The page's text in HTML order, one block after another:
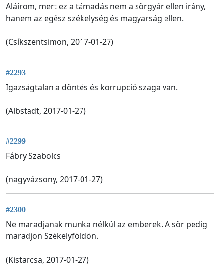
Aláírom, mert ez a támadás nem a sörgyár ellen irány,
hanem az egész székelység és magyarság ellen.
(Csíkszentsimon, 2017-01-27)
#2293
Igazságtalan a döntés és korrupció szaga van.
(Albstadt, 2017-01-27)
#2299
Fábry Szabolcs
(nagyvázsony, 2017-01-27)
#2300
Ne maradjanak munka nélkül az emberek. A sör pedig
maradjon Székelyföldön.
(Kistarcsa, 2017-01-27)